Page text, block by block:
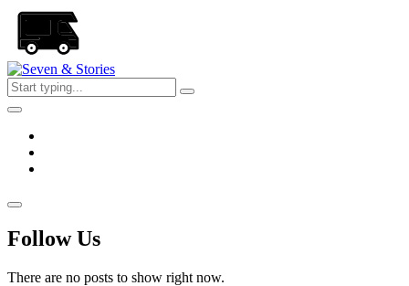
Skip
the
content
Seven
Stories
Follow Us
There are no posts to show right now.